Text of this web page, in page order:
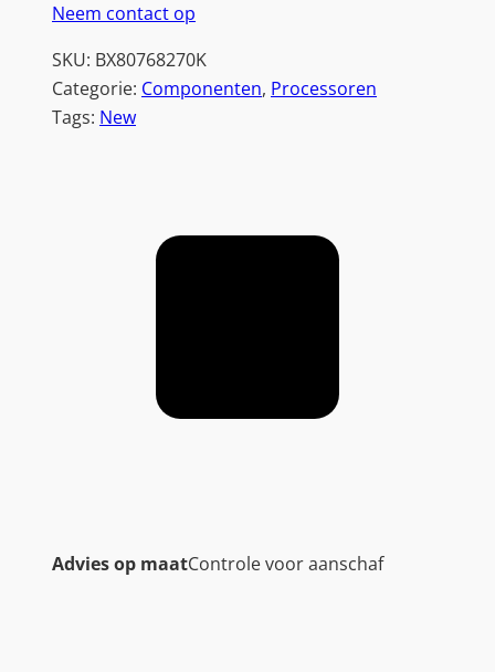
Neem contact op
SKU: BX80768270K
Categorie: Componenten, Processoren
Tags: New
Advies op maatControle voor aanschaf